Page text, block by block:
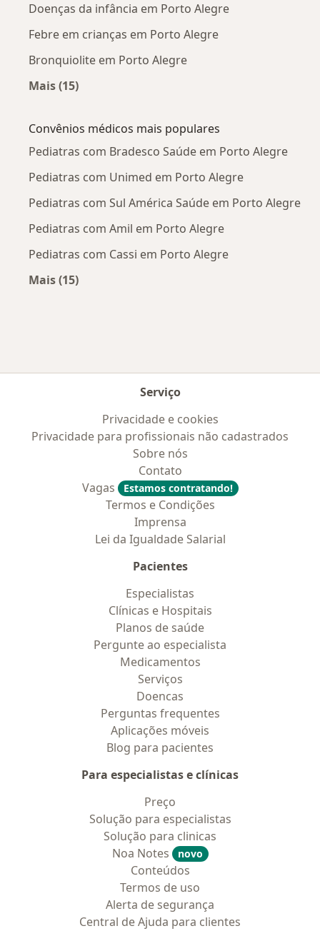
Doenças da infância em Porto Alegre
Febre em crianças em Porto Alegre
Bronquiolite em Porto Alegre
Mais (15)
Convênios médicos mais populares
Pediatras com Bradesco Saúde em Porto Alegre
Pediatras com Unimed em Porto Alegre
Pediatras com Sul América Saúde em Porto Alegre
Pediatras com Amil em Porto Alegre
Pediatras com Cassi em Porto Alegre
Mais (15)
Serviço
Privacidade e cookies
Privacidade para profissionais não cadastrados
Sobre nós
Contato
Vagas
Estamos contratando!
Termos e Condições
Imprensa
Lei da Igualdade Salarial
Pacientes
Especialistas
Clínicas e Hospitais
Planos de saúde
Pergunte ao especialista
Medicamentos
Serviços
Doencas
Perguntas frequentes
Aplicações móveis
Blog para pacientes
Para especialistas e clínicas
Preço
Solução para especialistas
Solução para clinicas
Noa Notes
novo
Conteúdos
Termos de uso
Alerta de segurança
Central de Ajuda para clientes